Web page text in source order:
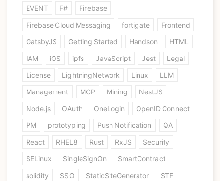
EVENT
F#
Firebase
Firebase Cloud Messaging
fortigate
Frontend
GatsbyJS
Getting Started Handson
HTML
IAM
iOS ipfs JavaScript Jest
Legal
License
LightningNetwork Linux
LLM
Management
MCP Mining
NestJS
Node.js
OAuth OneLogin
OpenID Connect
PM
prototyping Push Notification
QA
React
RHEL8 Rust RxJS
Security
SELinux
SingleSignOn
SmartContract
solidity
SSO StaticSiteGenerator
STF